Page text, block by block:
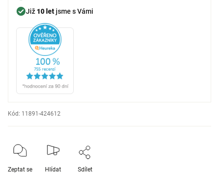
Již 10 let jsme s Vámi
Kód: 11891-424612
Zeptat se Hlídat Sdílet